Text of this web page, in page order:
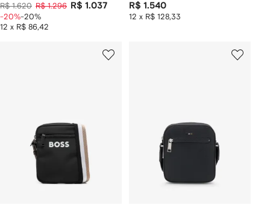
R$ 1.620 R$ 1.296 R$ 1.037
12 x R$ 86,42
-20%-20%
R$ 1.540
12 x R$ 128,33